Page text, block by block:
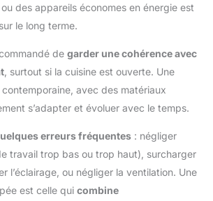
des appareils économes en énergie est
le long terme.
de garder une cohérence avec
, surtout si la cuisine est ouverte. Une
avec des matériaux
s’adapter et évoluer avec le temps.
erreurs fréquentes : négliger
travail trop bas ou trop haut), surcharger
l’éclairage, ou négliger la ventilation. Une
est celle qui combine